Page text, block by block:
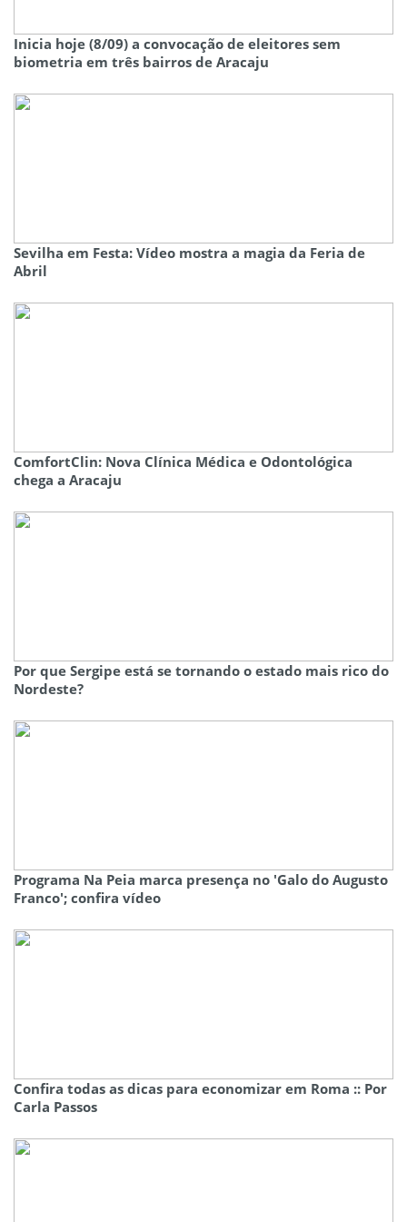
Inicia hoje (8/09) a convocação de eleitores sem
biometria em três bairros de Aracaju
Sevilha em Festa: Vídeo mostra a magia da Feria de
Abril
ComfortClin: Nova Clínica Médica e Odontológica
chega a Aracaju
Por que Sergipe está se tornando o estado mais rico do
Nordeste?
Programa Na Peia marca presença no 'Galo do Augusto
Franco'; confira vídeo
Confira todas as dicas para economizar em Roma :: Por
Carla Passos